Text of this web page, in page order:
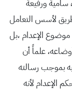
سامية ورفيعة
لأسس التعامل
موضوع الإعدام ،بل
علماً أن
بموجب رسالته
الإعدام لأنه